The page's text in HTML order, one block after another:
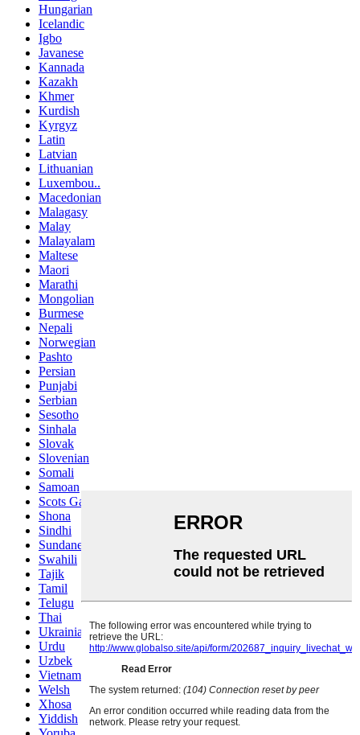
Hungarian
Icelandic
Igbo
Javanese
Kannada
Kazakh
Khmer
Kurdish
Kyrgyz
Latin
Latvian
Lithuanian
Luxembou..
Macedonian
Malagasy
Malay
Malayalam
Maltese
Maori
Marathi
Mongolian
Burmese
Nepali
Norwegian
Pashto
Persian
Punjabi
Serbian
Sesotho
Sinhala
Slovak
Slovenian
Somali
Samoan
Scots Gaelic
Shona
Sindhi
Sundanese
Swahili
Tajik
Tamil
Telugu
Thai
Ukrainian
Urdu
Uzbek
Vietnamese
Welsh
Xhosa
Yiddish